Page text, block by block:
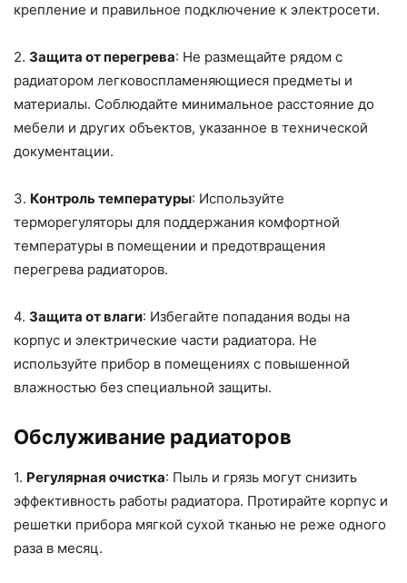
крепление и правильное подключение к электросети.
2. Защита от перегрева: Не размещайте рядом с
радиатором легковоспламеняющиеся предметы и
материалы. Соблюдайте минимальное расстояние до
мебели и других объектов, указанное в технической
документации.
3. Контроль температуры: Используйте
терморегуляторы для поддержания комфортной
температуры в помещении и предотвращения
перегрева радиаторов.
4. Защита от влаги: Избегайте попадания воды на
корпус и электрические части радиатора. Не
используйте прибор в помещениях с повышенной
влажностью без специальной защиты.
Обслуживание радиаторов
1. Регулярная очистка: Пыль и грязь могут снизить
эффективность работы радиатора. Протирайте корпус и
решетки прибора мягкой сухой тканью не реже одного
раза в месяц.